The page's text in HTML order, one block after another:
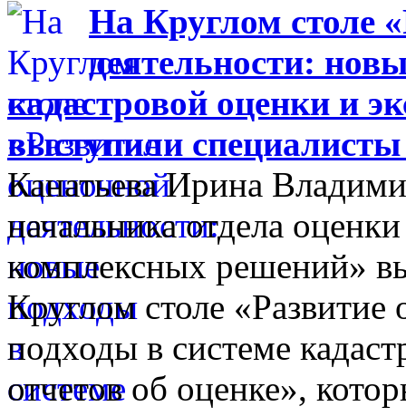
На Круглом столе
деятельности:
кадастровой оценки и
выступили
Канатьева Ирина
начальника отдела
комплексных решений»
Круглом столе
подходы в системе
отчетов об оценке»,